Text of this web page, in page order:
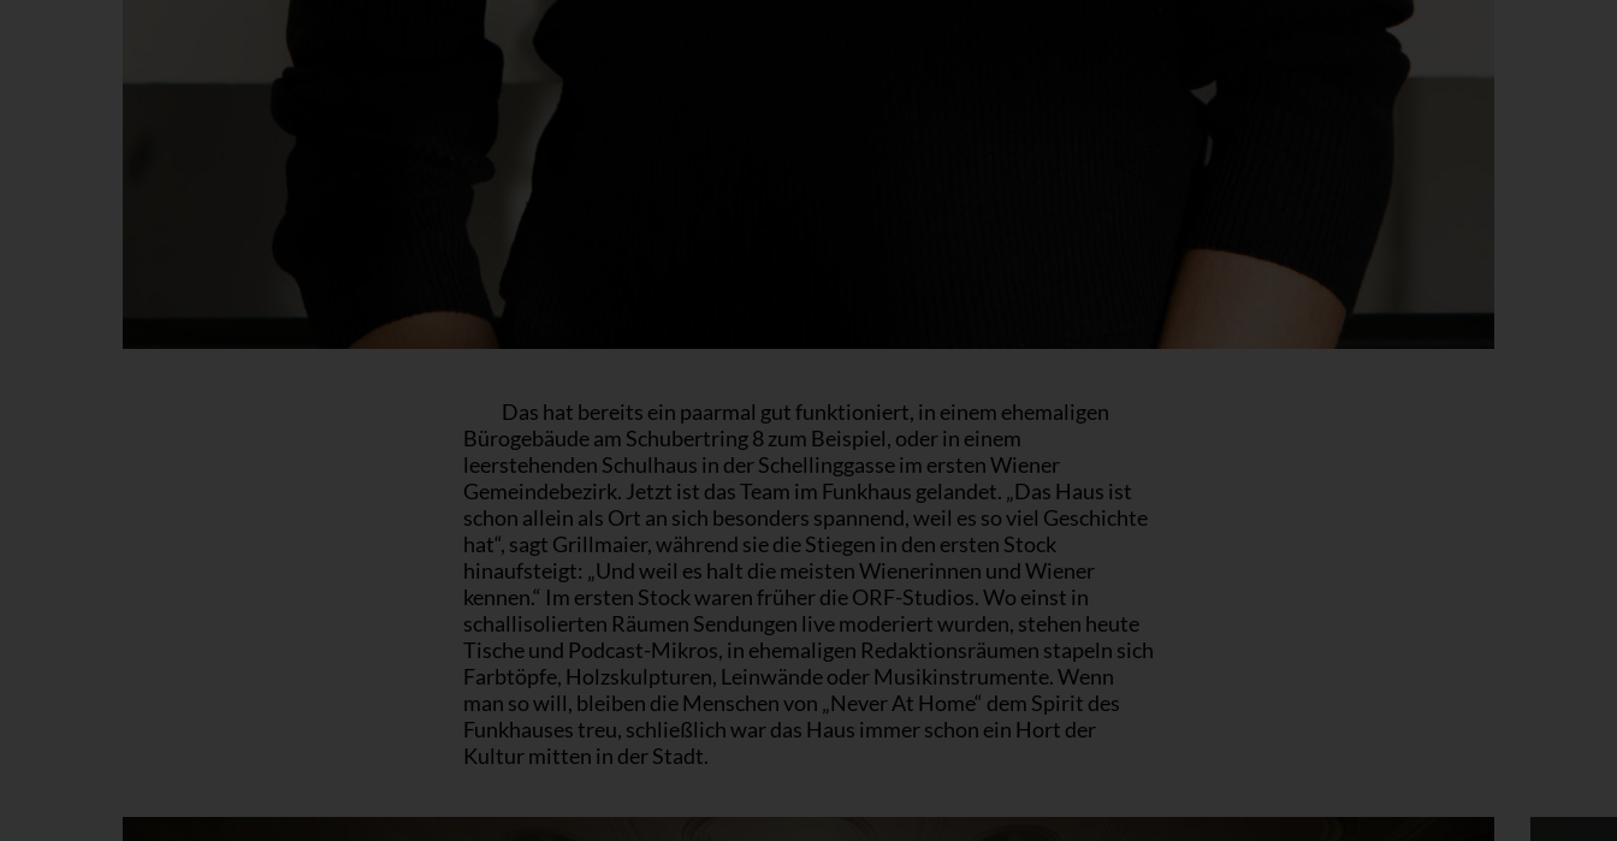
Das hat bereits ein paarmal gut funktioniert, in einem ehemaligen
Bürogebäude am Schubertring 8 zum Beispiel, oder in einem
leerstehenden Schulhaus in der Schellinggasse im ersten Wiener
Gemeindebezirk. Jetzt ist das Team im Funkhaus gelandet. „Das Haus ist
schon allein als Ort an sich besonders spannend, weil es so viel Geschichte
hat“, sagt Grillmaier, während sie die Stiegen in den ersten Stock
hinaufsteigt: „Und weil es halt die meisten Wienerinnen und Wiener
kennen.“ Im ersten Stock waren früher die ORF-Studios. Wo einst in
schallisolierten Räumen Sendungen live moderiert wurden, stehen heute
Tische und Podcast-Mikros, in ehemaligen Redaktionsräumen stapeln sich
Farbtöpfe, Holzskulpturen, Leinwände oder Musikinstrumente. Wenn
man so will, bleiben die Menschen von „Never At Home“ dem Spirit des
Funkhauses treu, schließlich war das Haus immer schon ein Hort der
Kultur mitten in der Stadt.